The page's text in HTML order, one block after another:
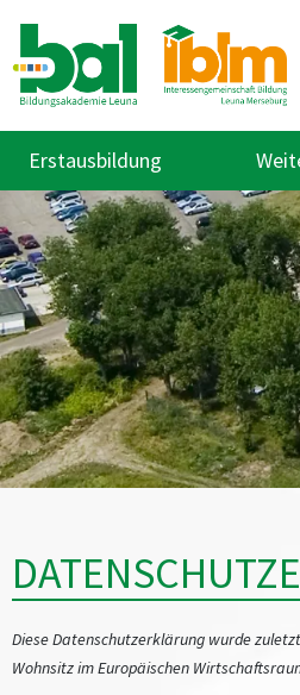
Erstausbildung
Diese Datenschutzerklärung wurde
Wohnsitz im Europäischen